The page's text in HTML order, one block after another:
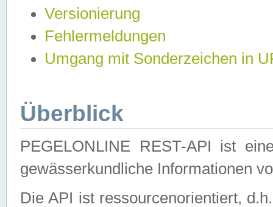
Versionierung
Fehlermeldungen
Umgang mit Sonderzeichen in
Überblick
PEGELONLINE REST-API ist
gewässerkundliche Informationen
Die API ist ressourcenorientiert,